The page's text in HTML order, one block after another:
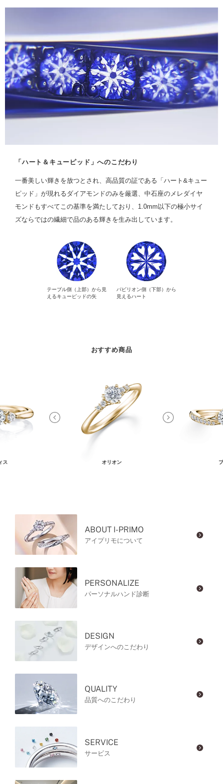
「ハート＆キューピッド」へのこだわり
一番美しい輝きを放つとされ、高品質の証である「ハート&キュー
ピッド」が現れるダイアモンドのみを厳選、中石座のメレダイヤ
モンドもすべてこの基準を満たしており、1.0mm以下の極小サイ
ズならではの繊細で品のある輝きを生み出しています。
テーブル側（上部）から見
えるキューピッドの矢
パビリオン側（下部）から
見えるハート
おすすめ商品
ス オリオン
ABOUT I-PRIMO
アイプリモについて
PERSONALIZE
パーソナルハンド診断
DESIGN
デザインへのこだわり
QUALITY
品質へのこだわり
SERVICE
サービス